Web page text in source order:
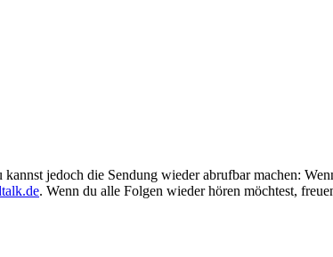
kannst jedoch die Sendung wieder abrufbar machen:
. Wenn du alle Folgen wieder hören möchtest,